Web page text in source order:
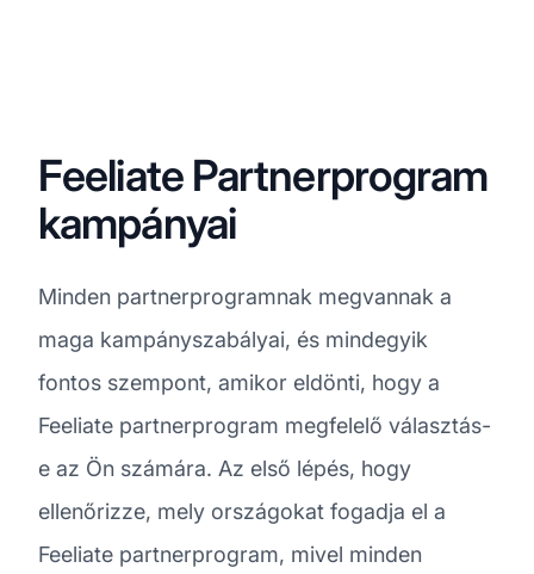
Feeliate Partnerprogram
kampányai
Minden partnerprogramnak megvannak a
maga kampányszabályai, és mindegyik
fontos szempont, amikor eldönti, hogy a
Feeliate partnerprogram megfelelő választás-
e az Ön számára. Az első lépés, hogy
ellenőrizze, mely országokat fogadja el a
Feeliate partnerprogram, mivel minden